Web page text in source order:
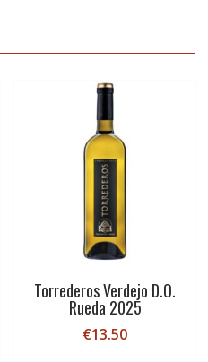
Torrederos Verdejo D.O.
Rueda 2025
€13.50